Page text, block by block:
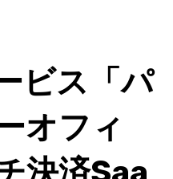
ビス「パ
オフィ